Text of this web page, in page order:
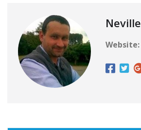
Website: